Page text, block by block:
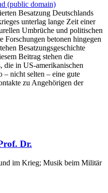
Besatzung Deutschlands
unterlag lange Zeit einer
Umbrüche und politischen
Forschungen betonen hingegen
Besatzungsgeschichte
Beitrag stehen die
die in US-amerikanischen
– nicht selten – eine gute
zu Angehörigen der
Dr.
im Krieg; Musik beim Militär